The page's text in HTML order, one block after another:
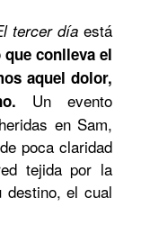
tercer día está
conlleva el
aquel dolor,
Un evento
en Sam,
poca claridad
tejida por la
destino, el cual